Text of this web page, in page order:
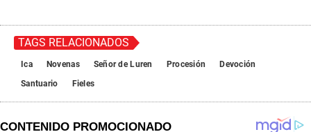
TAGS RELACIONADOS
Ica Novenas Señor de Luren Procesión
Devoción
Santuario
Fieles